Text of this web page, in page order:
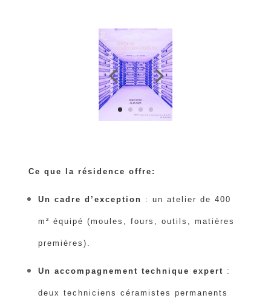
Ce que la résidence offre:
Un cadre d’exception : un atelier de 400
m² équipé (moules, fours, outils, matières
premières).
Un accompagnement technique expert :
deux techniciens céramistes permanents